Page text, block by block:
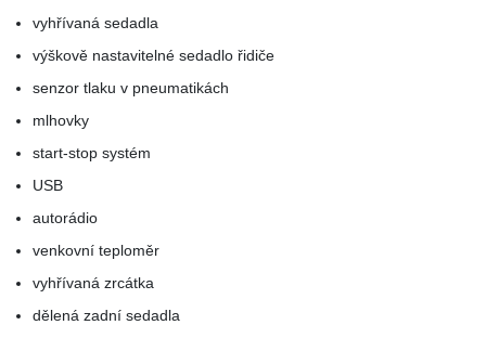
vyhřívaná sedadla
výškově nastavitelné sedadlo řidiče
senzor tlaku v pneumatikách
mlhovky
start-stop systém
USB
autorádio
venkovní teploměr
vyhřívaná zrcátka
dělená zadní sedadla